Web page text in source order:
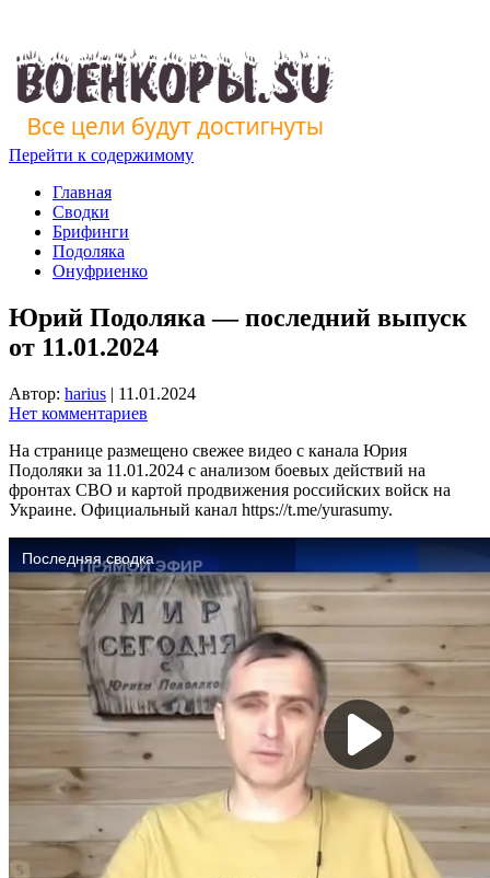
Перейти к содержимому
Главная
Сводки
Брифинги
Подоляка
Онуфриенко
Юрий Подоляка — последний выпуск
от 11.01.2024
Автор: harius | 11.01.2024
Нет комментариев
На странице размещено свежее видео с канала Юрия
Подоляки за 11.01.2024 с анализом боевых действий на
фронтах СВО и картой продвижения российских войск на
Украине. Официальный канал https://t.me/yurasumy.